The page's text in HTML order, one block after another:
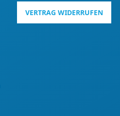
VERTRAG WIDERRUFEN